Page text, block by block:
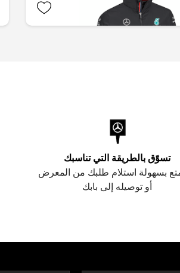
تسوّق بالطريقة التي تناسبك
بسهولة استلام طلبك من المعرض
أو توصيله إلى بابك